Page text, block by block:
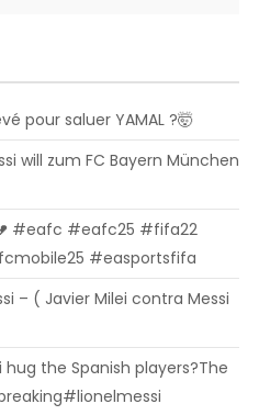
pour saluer YAMAL ?🤯
will zum FC Bayern München
#eafc #eafc25 #fifa22
#easportsfifa
– ( Javier Milei contra Messi
hug the Spanish players?The